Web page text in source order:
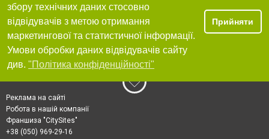
збору технічних даних стосовно
відвідувачів з метою отримання
маркетингової та статистичної інформації.
Умови обробки даних відвідувачів сайту
див. "Політика конфіденційності"
Прийняти
Реклама на сайті
Робота в нашій компанії
Франшиза "CitySites"
+38 (050) 969-29-16